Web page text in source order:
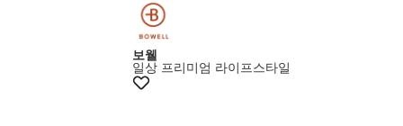
+10%쿠폰
보웰
일상 프리미엄 라이프스타일